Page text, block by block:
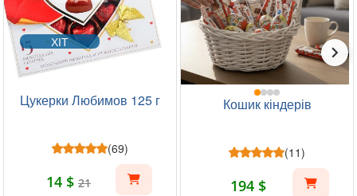
ХІТ
Цукерки Любимов 125 г
(69)
14 $ 21
Кошик кіндерів
(11)
194 $